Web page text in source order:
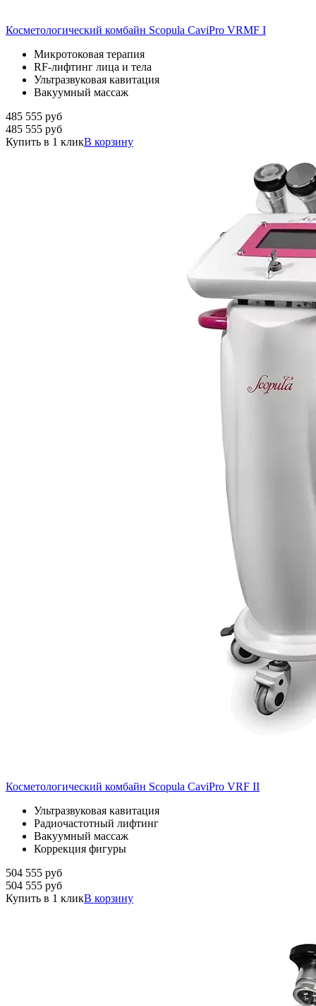
Косметологический комбайн Scopula CaviPro VRMF I
Микротоковая терапия
RF-лифтинг лица и тела
Ультразвуковая кавитация
Вакуумный массаж
485 555 руб
485 555 руб
Купить в 1 кликВ корзину
Косметологический комбайн Scopula CaviPro VRF II
Ультразвуковая кавитация
Радиочастотный лифтинг
Вакуумный массаж
Коррекция фигуры
504 555 руб
504 555 руб
Купить в 1 кликВ корзину